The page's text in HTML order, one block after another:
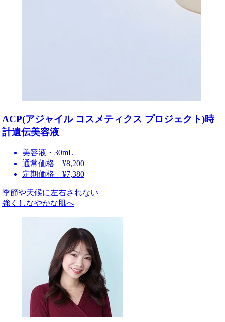
ACP(アジャイル コスメティクス プロジェクト)時
計遺伝美容液
美容液・30mL
通常価格 ¥8,200
定期価格 ¥7,380
季節や天候に左右されない
強くしなやかな肌へ